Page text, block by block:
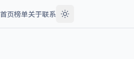
首页榜单关于联系